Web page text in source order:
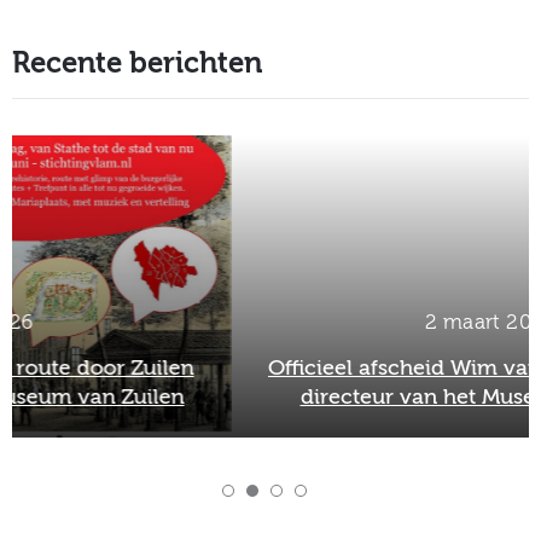
Recente berichten
2 maart 2026
Officieel afscheid Wim van Scharenburg als
directeur van het Museum van Zuilen